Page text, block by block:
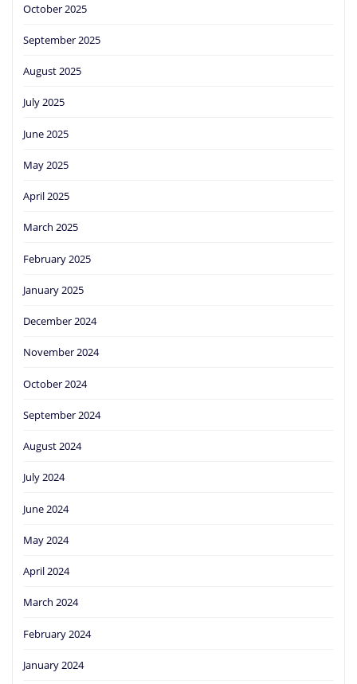
October 2025
September 2025
August 2025
July 2025
June 2025
May 2025
April 2025
March 2025
February 2025
January 2025
December 2024
November 2024
October 2024
September 2024
August 2024
July 2024
June 2024
May 2024
April 2024
March 2024
February 2024
January 2024